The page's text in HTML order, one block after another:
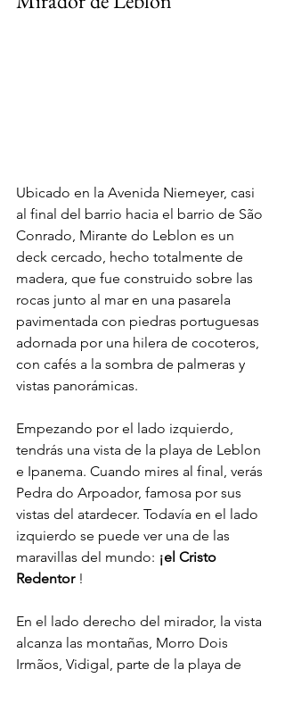
Ubicado en la Avenida Niemeyer, casi
al final del barrio hacia el barrio de São
Conrado, Mirante do Leblon es un
deck cercado, hecho totalmente de
madera, que fue construido sobre las
rocas junto al mar en una pasarela
pavimentada con piedras portuguesas
adornada por una hilera de cocoteros,
con cafés a la sombra de palmeras y
vistas panorámicas.
Empezando por el lado izquierdo,
tendrás una vista de la playa de Leblon
e Ipanema. Cuando mires al final, verás
Pedra do Arpoador, famosa por sus
vistas del atardecer. Todavía en el lado
izquierdo se puede ver una de las
maravillas del mundo: ¡el Cristo
Redentor !
En el lado derecho del mirador, la vista
alcanza las montañas, Morro Dois
Irmãos, Vidigal, parte de la playa de